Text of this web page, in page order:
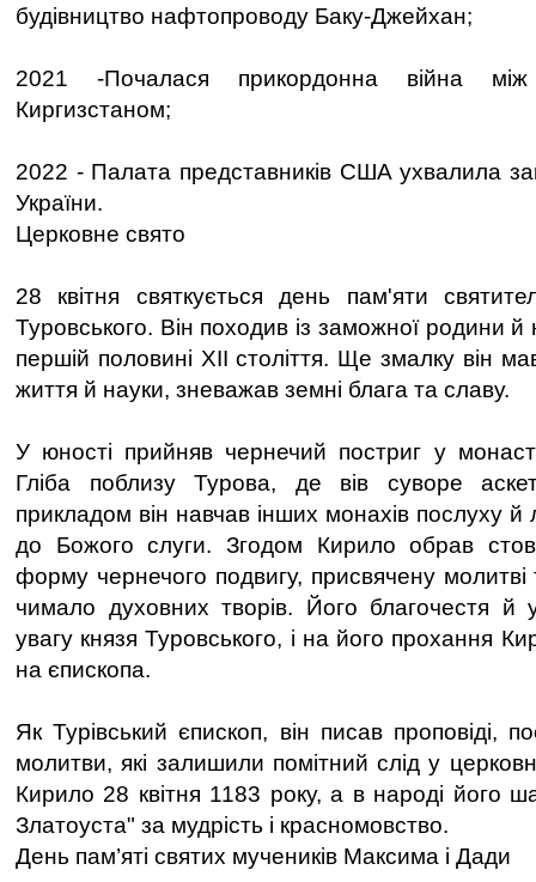
будівництво нафтопроводу Баку-Джейхан;
2021 -Почалася прикордонна війна
Киргизстаном;
2022 - Палата представників США ухвалила
України.
Церковне свято
28 квітня святкується день пам'яти
Туровського. Він походив із заможної родини й
першій половині XII століття. Ще змалку він
життя й науки, зневажав земні блага та славу.
У юності прийняв чернечий постриг у
Гліба поблизу Турова, де вів суворе
прикладом він навчав інших монахів послуху й
до Божого слуги. Згодом Кирило обрав
форму чернечого подвигу, присвячену молитві
чимало духовних творів. Його благочестя й
увагу князя Туровського, і на його прохання
на єпископа.
Як Турівський єпископ, він писав проповіді,
молитви, які залишили помітний слід у
Кирило 28 квітня 1183 року, а в народі його
Златоуста" за мудрість і красномовство.
День пам’яті святих мучеників Максима і Дади